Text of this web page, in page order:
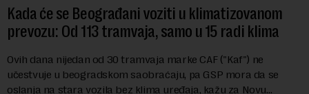
Kada će se Beograđani voziti u klimatizovanom
prevozu: Od 113 tramvaja, samo u 15 radi klima
Ovih dana nijedan od 30 tramvaja marke CAF ("Kaf") ne
učestvuje u beogradskom saobraćaju, pa GSP mora da se
oslanja na stara vozila bez klima uređaja, kažu za Novu